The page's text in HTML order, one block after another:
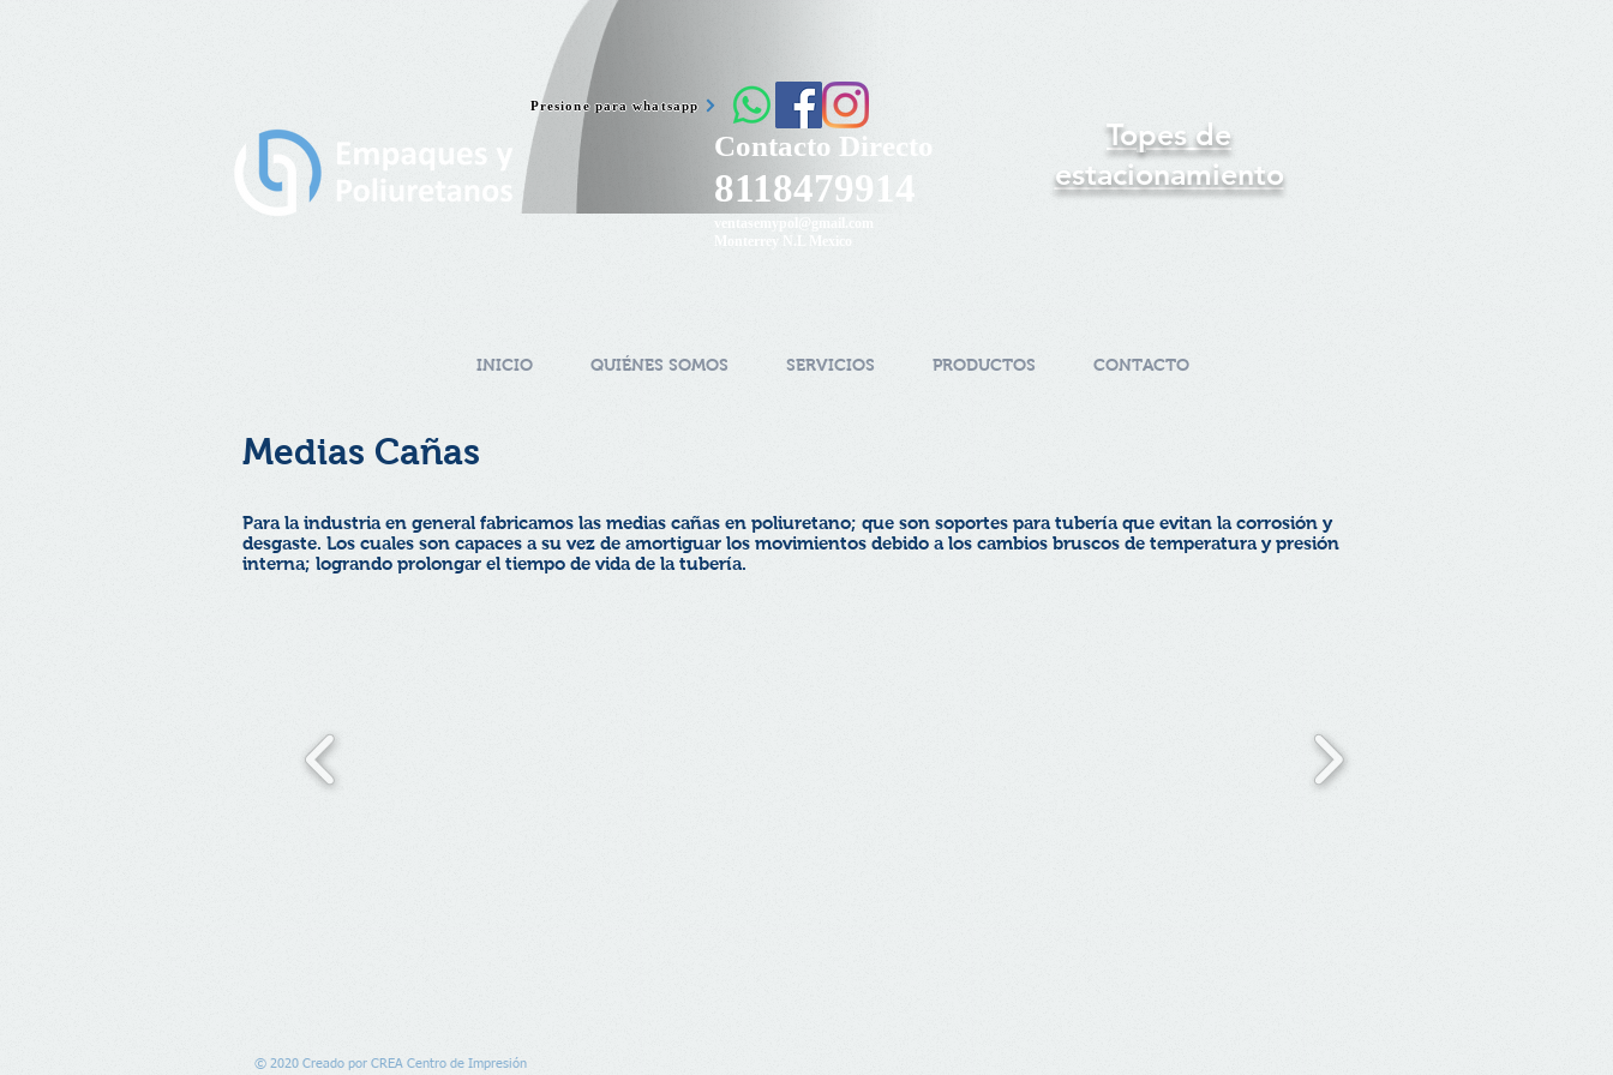
Contacto Directo
8118479914
ventasemypol@gmail.com
Monterrey N.L Mexico
Presione para whatsapp
Topes de
estacionamiento
INICIO QUIÉNES SOMOS SERVICIOS PRODUCTOS CONTACTO
Medias Cañas
Para la industria en general fabricamos las medias cañas en poliuretano; que son soportes para tubería que evitan la corrosión y
desgaste. Los cuales son capaces a su vez de amortiguar los movimientos debido a los cambios bruscos de temperatura y presión
interna; logrando prolongar el tiempo de vida de la tubería.
© 2020 Creado por CREA Centro de Impresión